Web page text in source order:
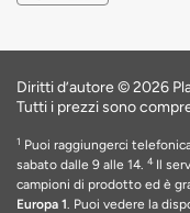
Diritti d’autore © 2026
Tutti i prezzi sono
1 Puoi raggiungerci
sabato dalle 9 alle 14. 4 Il
campioni di prodotto ed è
Europa 1. Puoi vedere la